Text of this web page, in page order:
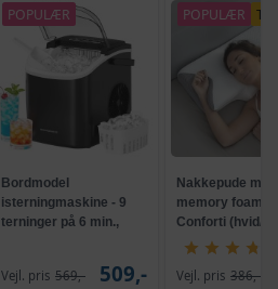
POPULÆR
Bordmodel
isterningmaskine - 9
terninger på 6 min.,
Vejl. pris 569,- 509,-
POPULÆR
Nakkepude med
memory foam -
Conforti (hvid/
Vejl. pris 386,-